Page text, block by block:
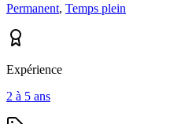
Permanent, Temps plein
Expérience
2 à 5 ans